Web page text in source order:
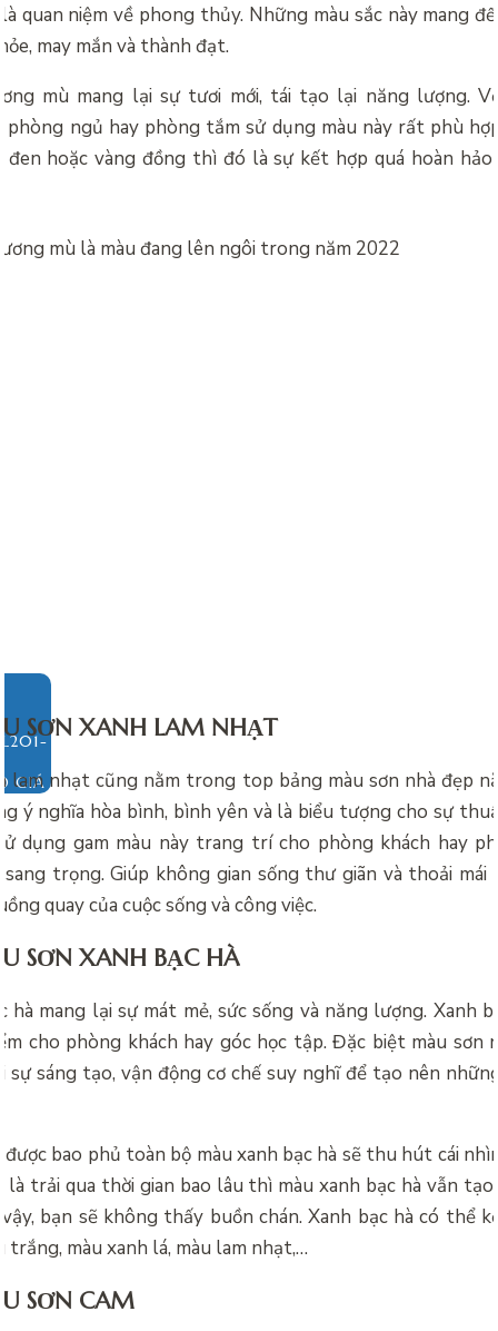
quan niệm về phong thủy. Những màu sắc này mang
may mắn và thành đạt.
mù mang lại sự tươi mới, tái tạo lại năng lượng.
phòng ngủ hay phòng tắm sử dụng màu này rất phù
đen hoặc vàng đồng thì đó là sự kết hợp quá hoàn hảo
GIÁ
SƠN XANH LAM NHẠT
lam nhạt cũng nằm trong top bảng màu sơn nhà đẹp
ý nghĩa hòa bình, bình yên và là biểu tượng cho sự
dụng gam màu này trang trí cho phòng khách hay
trọng. Giúp không gian sống thư giãn và thoải mái
quay của cuộc sống và công việc.
SƠN XANH BẠC HÀ
hà mang lại sự mát mẻ, sức sống và năng lượng. Xanh
cho phòng khách hay góc học tập. Đặc biệt màu sơn
sự sáng tạo, vận động cơ chế suy nghĩ để tạo nên
bao phủ toàn bộ màu xanh bạc hà sẽ thu hút cái
là trải qua thời gian bao lâu thì màu xanh bạc hà vẫn
bạn sẽ không thấy buồn chán. Xanh bạc hà có thể
trắng, màu xanh lá, màu lam nhạt,…
SƠN CAM